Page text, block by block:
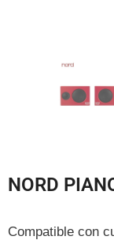
NORD
Compatible con